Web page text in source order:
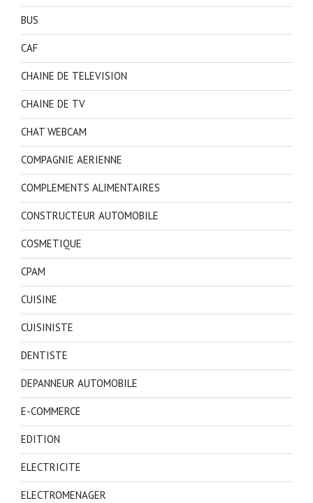
BUS
CAF
CHAINE DE TELEVISION
CHAINE DE TV
CHAT WEBCAM
COMPAGNIE AERIENNE
COMPLEMENTS ALIMENTAIRES
CONSTRUCTEUR AUTOMOBILE
COSMETIQUE
CPAM
CUISINE
CUISINISTE
DENTISTE
DEPANNEUR AUTOMOBILE
E-COMMERCE
EDITION
ELECTRICITE
ELECTROMENAGER